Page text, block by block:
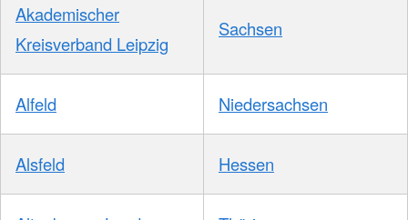
Akademischer
Kreisverband Leipzig
Sachsen
Alfeld Niedersachsen
Alsfeld Hessen